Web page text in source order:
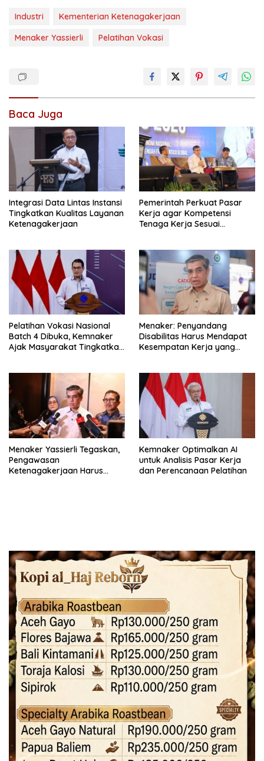
Industri
Kementerian Ketenagakerjaan
Menaker Yassierli
Pelatihan Vokasi
Baca Juga
Integrasi Data Lintas Instansi
Tingkatkan Kualitas Layanan
Ketenagakerjaan
Pemerintah Perkuat Pasar
Kerja agar Kompetensi
Tenaga Kerja Sesuai
Pelatihan Vokasi Nasional
Batch 4 Dibuka, Kemnaker
Ajak Masyarakat Tingkatkan
Menaker: Penyandang
Disabilitas Harus Mendapat
Kesempatan Kerja yang
Menaker Yassierli Tegaskan,
Pengawasan
Ketenagakerjaan Harus
Kemnaker Optimalkan AI
untuk Analisis Pasar Kerja
dan Perencanaan Pelatihan